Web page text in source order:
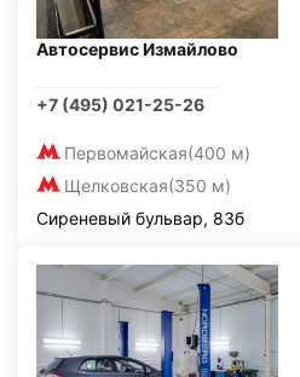
Автосервис Измайлово
+7 (495) 021-25-26
Первомайская(400 м)
Щелковская(350 м)
Сиреневый бульвар, 83б